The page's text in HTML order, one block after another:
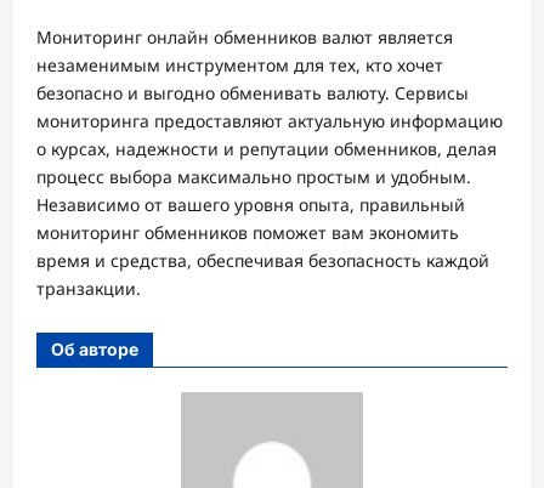
Мониторинг онлайн обменников валют является
незаменимым инструментом для тех, кто хочет
безопасно и выгодно обменивать валюту. Сервисы
мониторинга предоставляют актуальную информацию
о курсах, надежности и репутации обменников, делая
процесс выбора максимально простым и удобным.
Независимо от вашего уровня опыта, правильный
мониторинг обменников поможет вам экономить
время и средства, обеспечивая безопасность каждой
транзакции.
Об авторе